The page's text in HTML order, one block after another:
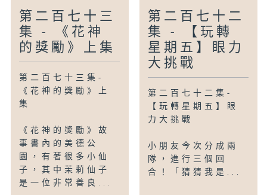
第二百七十三
集 - 《花神
的獎勵》上集
第二百七十三集-
《花神的獎勵》上
集
《花神的獎勵》故
事書內的美德公
園，有著很多小仙
子，其中茉莉仙子
是一位非常善良...
第二百七十二
集 - 【玩轉
星期五】眼力
大挑戰
第二百七十二集-
【玩轉星期五】眼
力大挑戰
小朋友今次分成兩
隊，進行三個回
合！「猜猜我是...